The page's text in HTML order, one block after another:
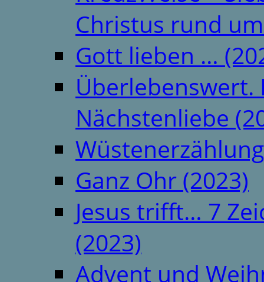
Christus rund
Gott lieben …
Überlebenswert.
Nächstenliebe
Ganz Ohr (2023)
Jesus trifft… 7
(2023)
Advent und